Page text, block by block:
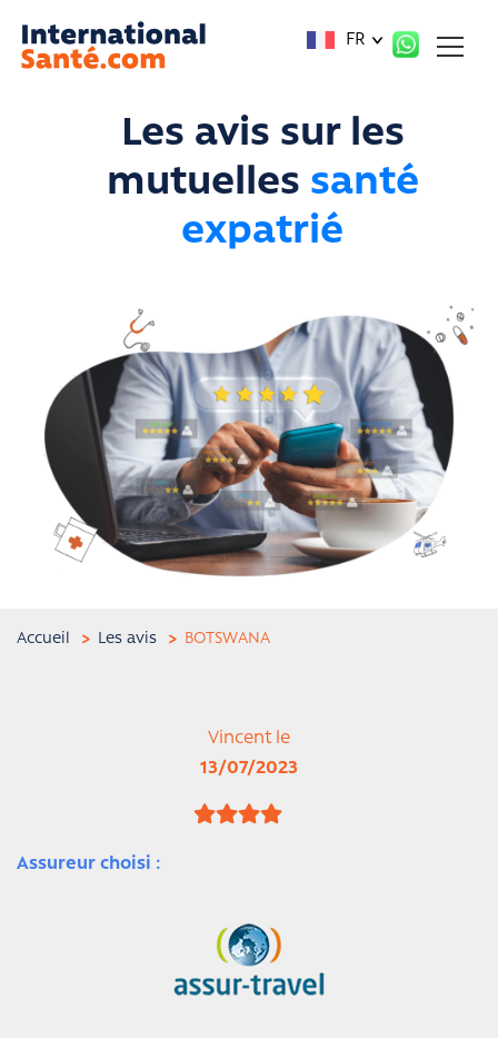
FR
Les avis sur les
mutuelles santé
expatrié
Accueil Les avis BOTSWANA
Vincent le
13/07/2023
Assureur choisi :